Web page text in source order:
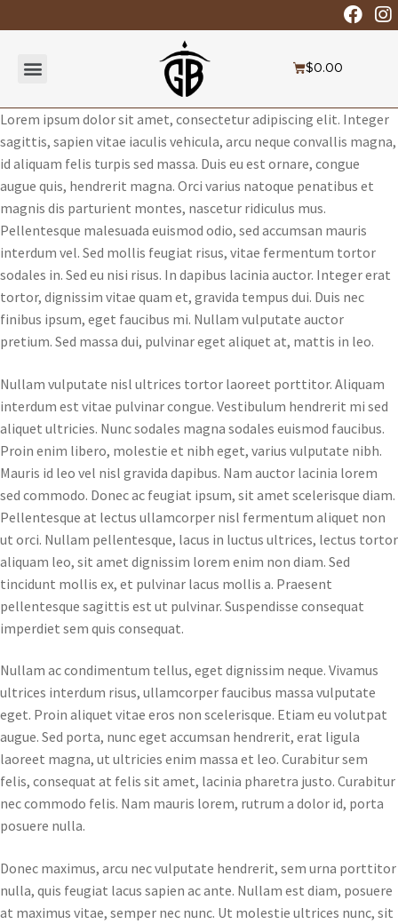
$0.00
Lorem ipsum dolor sit amet, consectetur adipiscing elit. Integer
sagittis, sapien vitae iaculis vehicula, arcu neque convallis magna,
id aliquam felis turpis sed massa. Duis eu est ornare, congue
augue quis, hendrerit magna. Orci varius natoque penatibus et
magnis dis parturient montes, nascetur ridiculus mus.
Pellentesque malesuada euismod odio, sed accumsan mauris
interdum vel. Sed mollis feugiat risus, vitae fermentum tortor
sodales in. Sed eu nisi risus. In dapibus lacinia auctor. Integer erat
tortor, dignissim vitae quam et, gravida tempus dui. Duis nec
finibus ipsum, eget faucibus mi. Nullam vulputate auctor
pretium. Sed massa dui, pulvinar eget aliquet at, mattis in leo.
Nullam vulputate nisl ultrices tortor laoreet porttitor. Aliquam
interdum est vitae pulvinar congue. Vestibulum hendrerit mi sed
aliquet ultricies. Nunc sodales magna sodales euismod faucibus.
Proin enim libero, molestie et nibh eget, varius vulputate nibh.
Mauris id leo vel nisl gravida dapibus. Nam auctor lacinia lorem
sed commodo. Donec ac feugiat ipsum, sit amet scelerisque diam.
Pellentesque at lectus ullamcorper nisl fermentum aliquet non
ut orci. Nullam pellentesque, lacus in luctus ultrices, lectus tortor
aliquam leo, sit amet dignissim lorem enim non diam. Sed
tincidunt mollis ex, et pulvinar lacus mollis a. Praesent
pellentesque sagittis est ut pulvinar. Suspendisse consequat
imperdiet sem quis consequat.
Nullam ac condimentum tellus, eget dignissim neque. Vivamus
ultrices interdum risus, ullamcorper faucibus massa vulputate
eget. Proin aliquet vitae eros non scelerisque. Etiam eu volutpat
augue. Sed porta, nunc eget accumsan hendrerit, erat ligula
laoreet magna, ut ultricies enim massa et leo. Curabitur sem
felis, consequat at felis sit amet, lacinia pharetra justo. Curabitur
nec commodo felis. Nam mauris lorem, rutrum a dolor id, porta
posuere nulla.
Donec maximus, arcu nec vulputate hendrerit, sem urna porttitor
nulla, quis feugiat lacus sapien ac ante. Nullam est diam, posuere
at maximus vitae, semper nec nunc. Ut molestie ultrices nunc, sit